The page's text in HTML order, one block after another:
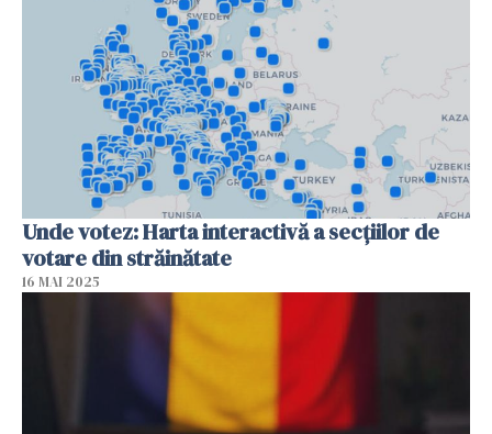
Unde votez: Harta interactivă a secțiilor de
votare din străinătate
16 MAI 2025